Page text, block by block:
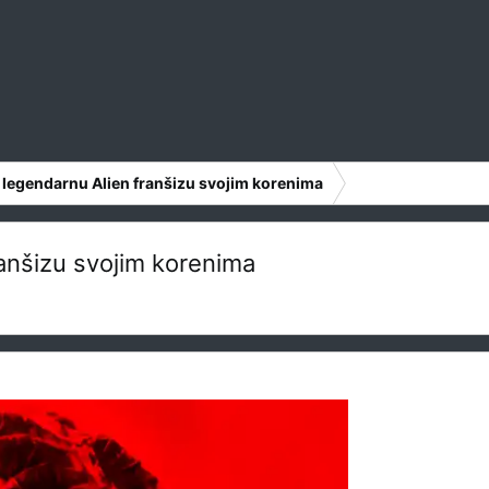
Alien franšizu svojim korenima
svojim korenima